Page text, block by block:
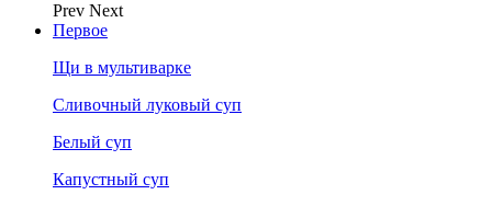
Prev Next
Первое
Щи в мультиварке
Сливочный луковый суп
Белый суп
Капустный суп